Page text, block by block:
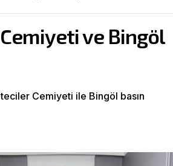
ve Bingöl
Cemiyeti ile Bingöl basın